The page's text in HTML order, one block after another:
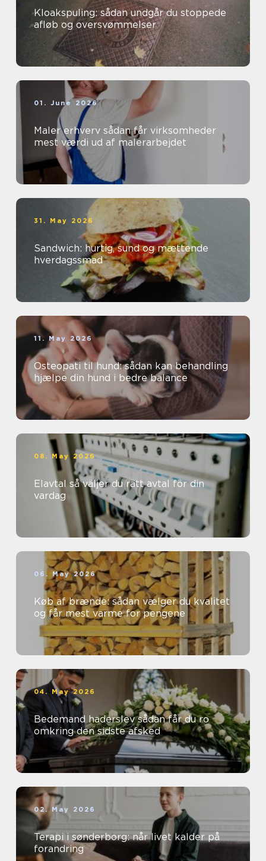
Kloakspuling: sådan undgår du stoppede
afløb og oversvømmelser
01. June 2026
Maler erhverv sådan får virksomheder
mest værdi ud af malerarbejdet
31. May 2026
Sandwich: hurtig, sund og mættende
hverdagssmad
11. May 2026
Osteopati til hund: sådan kan behandling
hjælpe din hund i bedre balance
08. May 2026
Elavtal så väljer du rätt avtal för din
vardag
06. May 2026
Køb af brænde: sådan vælger du kvalitet
og får mest varme for pengene
04. May 2026
Bedemand haderslev sådan får du ro
omkring den sidste afsked
02. May 2026
Terapi i sønderborg: når livet kalder på
forandring